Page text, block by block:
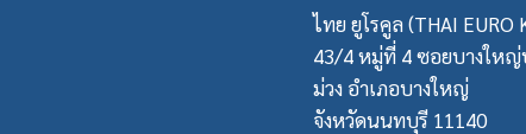
ไทย ยูโรคูล (THAI EURO
43/4 หมู่ที่ 4 ซอยบางให
ม่วง อำเภอบางใหญ่
จังหวัดนนทบุรี 11140